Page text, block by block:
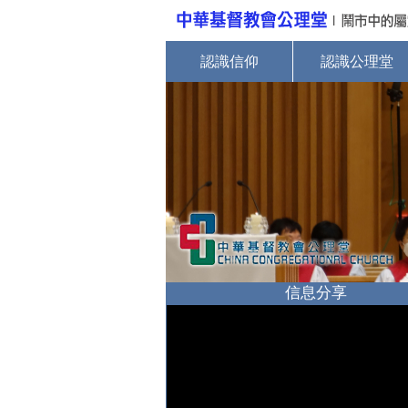
認識信仰 認識公理堂
信息分享